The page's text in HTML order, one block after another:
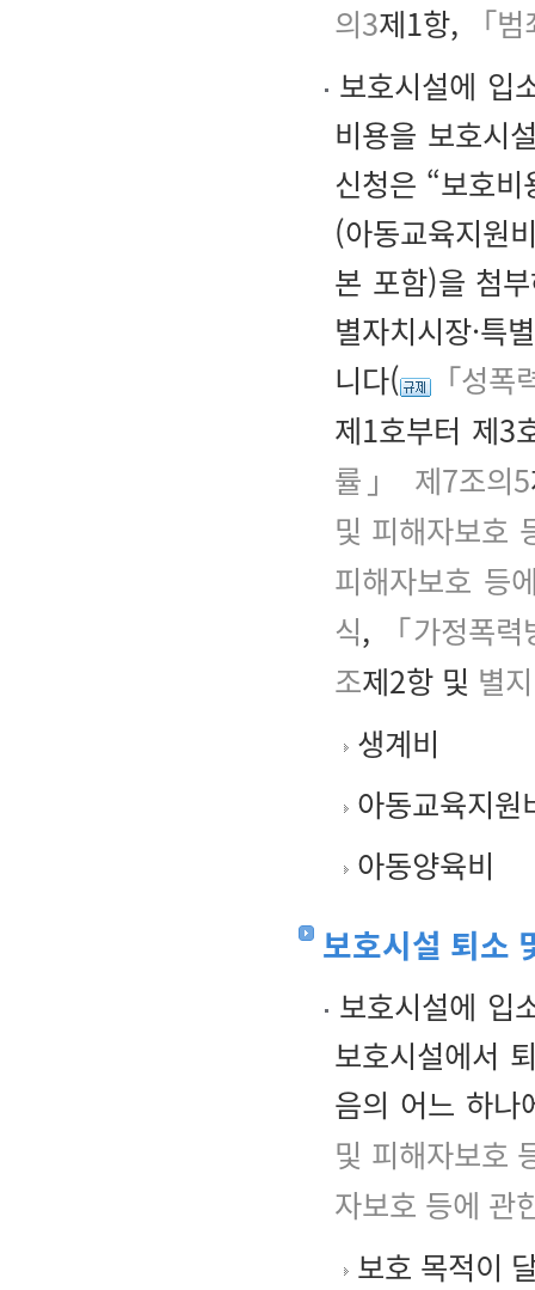
의3제1항,
「
보호시설에 입
비용을 보호시
신청은 “보호
(아동교육지원
본 포함)을 첨
별자치시장·특
니다(
「성
제1호부터 제3
률」 제7조의5
및 피해자보호
피해자보호 등
식,
「가정폭
조제2항 및 별
생계비
아동교육지원
아동양육비
보호시설 퇴소
보호시설에 입
보호시설에서
음의 어느 하나
및 피해자보호
자보호 등에 관
보호 목적이